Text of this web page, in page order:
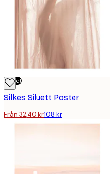
Outlet
Silkes Siluett Poster
Från 32,40 kr108 kr